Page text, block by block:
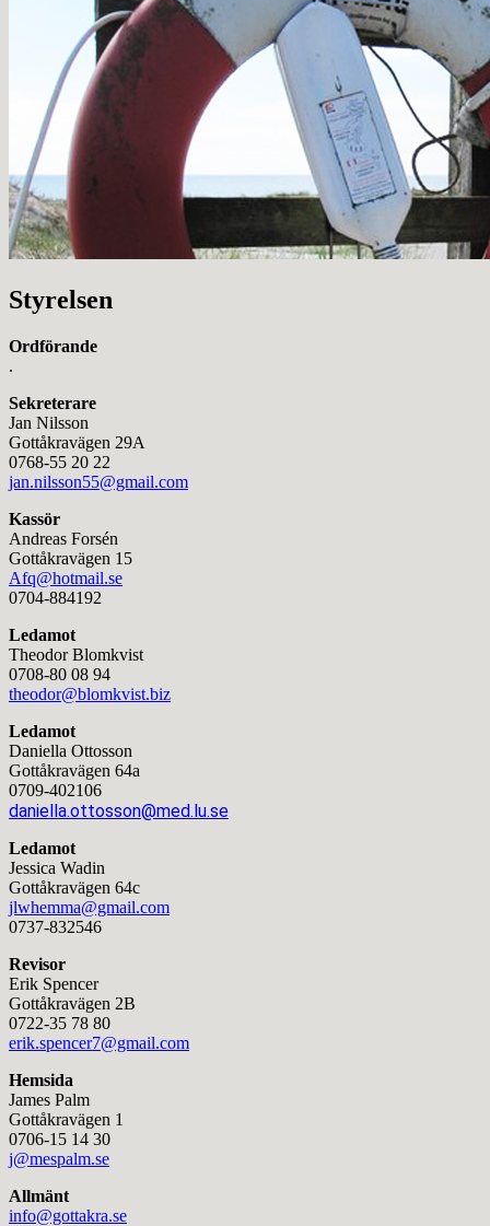
Styrelsen
Ordförande
.
Sekreterare
Jan Nilsson
Gottåkravägen 29A
0768-55 20 22
jan.nilsson55@gmail.com
Kassör
Andreas Forsén
Gottåkravägen 15
Afq@hotmail.se
0704-884192
Ledamot
Theodor Blomkvist
0708-80 08 94
theodor@blomkvist.biz
Ledamot
Daniella Ottosson
Gottåkravägen 64a
0709-402106
daniella.ottosson@med.lu.se
Ledamot
Jessica Wadin
Gottåkravägen 64c
jlwhemma@gmail.com
0737-832546
Revisor
Erik Spencer
Gottåkravägen 2B
0722-35 78 80
erik.spencer7@gmail.com
Hemsida
James Palm
Gottåkravägen 1
0706-15 14 30
j@mespalm.se
Allmänt
info@gottakra.se